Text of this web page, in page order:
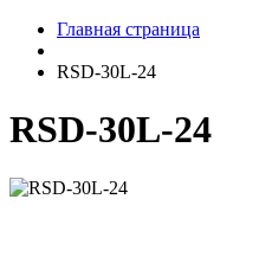
Главная страница
RSD-30L-24
RSD-30L-24